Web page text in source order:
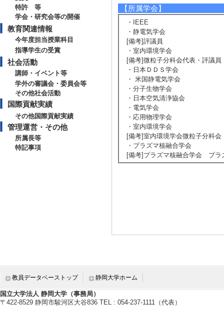
特許 等
学会・研究会等の開催
教育関連情報
今年度担当授業科目
指導学生の受賞
社会活動
講師・イベント等
学外の審議会・委員会等
その他社会活動
国際貢献実績
その他国際貢献実績
管理運営・その他
所属長等
特記事項
【所属学会】
・IEEE
・静電気学会
[備考]評議員
・室内環境学会
[備考]微粒子分科会代表・評議員
・日本ＤＤＳ学会
・ 米国静電気学会
・分子生物学会
・日本空気清浄協会
・電気学会
・応用物理学会
・室内環境学会
[備考]室内環境学会微粒子分科会
・プラズマ核融合学会
[備考]プラズマ核融合学会 プラ
教員データベーストップ 静岡大学ホーム
国立大学法人 静岡大学（事務局）
〒422-8529 静岡市駿河区大谷836 TEL : 054-237-1111（代表）